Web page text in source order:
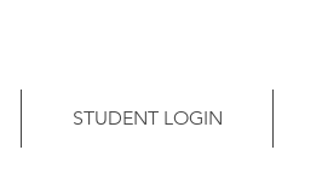
STUDENT LOGIN